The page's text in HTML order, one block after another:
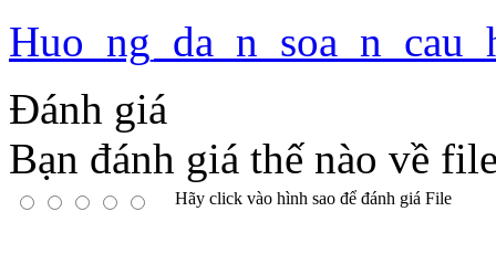
Đánh giá
Bạn đánh giá thế nào về
Hãy click vào hình sao để đánh giá File